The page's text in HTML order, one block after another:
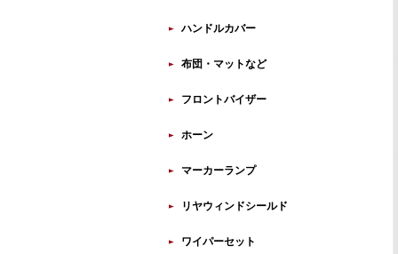
ハンドルカバー
布団・マットなど
フロントバイザー
ホーン
マーカーランプ
リヤウィンドシールド
ワイパーセット